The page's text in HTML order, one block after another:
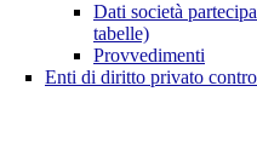
Dati società
tabelle)
Provvedimenti
Enti di diritto privato